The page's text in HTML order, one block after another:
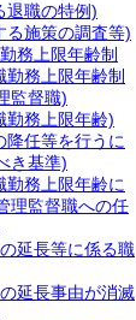
退職の特例)
る施策の調査等)
務上限年齢制
勤務上限年齢制
監督職)
勤務上限年齢)
降任等を行うに
き基準)
勤務上限年齢に
理監督職への任
延長等に係る職
延長事由が消滅